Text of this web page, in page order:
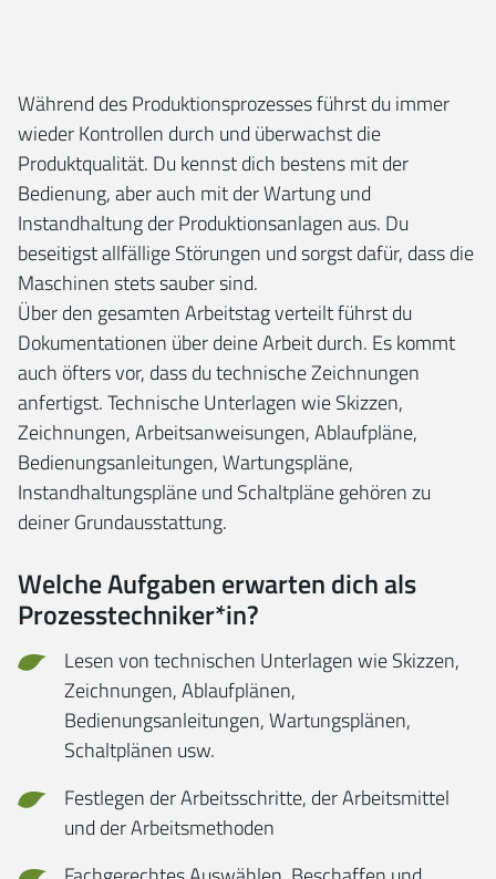
Während des Produktionsprozesses führst du immer
wieder Kontrollen durch und überwachst die
Produktqualität. Du kennst dich bestens mit der
Bedienung, aber auch mit der Wartung und
Instandhaltung der Produktionsanlagen aus. Du
beseitigst allfällige Störungen und sorgst dafür, dass die
Maschinen stets sauber sind.
Über den gesamten Arbeitstag verteilt führst du
Dokumentationen über deine Arbeit durch. Es kommt
auch öfters vor, dass du technische Zeichnungen
anfertigst. Technische Unterlagen wie Skizzen,
Zeichnungen, Arbeitsanweisungen, Ablaufpläne,
Bedienungsanleitungen, Wartungspläne,
Instandhaltungspläne und Schaltpläne gehören zu
deiner Grundausstattung.
Welche Aufgaben erwarten dich als
Prozesstechniker*in?
Lesen von technischen Unterlagen wie Skizzen,
Zeichnungen, Ablaufplänen,
Bedienungsanleitungen, Wartungsplänen,
Schaltplänen usw.
Festlegen der Arbeitsschritte, der Arbeitsmittel
und der Arbeitsmethoden